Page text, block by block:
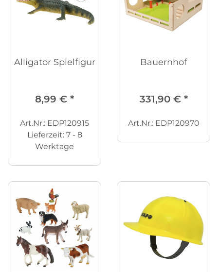
Alligator Spielfigur
8,99 € *
Art.Nr.: EDP120915
Lieferzeit: 7 - 8
Werktage
Bauernhof
331,90 € *
Art.Nr.: EDP120970